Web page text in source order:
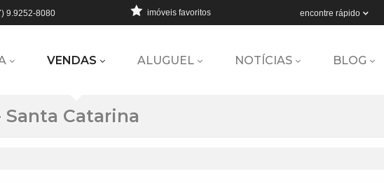
9.9252-8080 encontre rápido
imóveis favoritos
VENDAS ALUGUEL NOTÍCIAS BLOG
Catarina